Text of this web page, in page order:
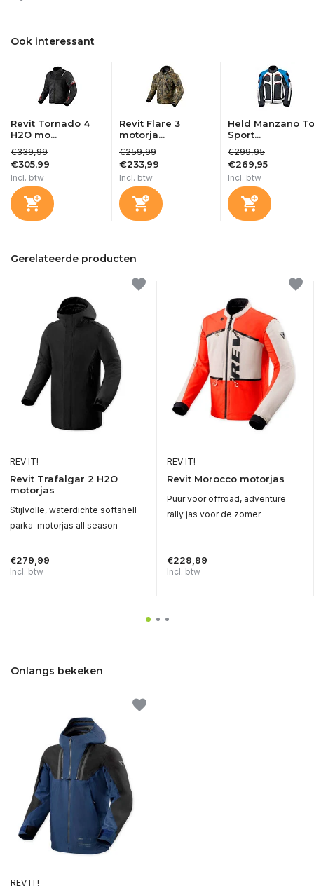
Ook interessant
Revit Tornado 4
H2O mo...
€339,99
€305,99
Incl. btw
Revit Flare 3
motorja...
€259,99
€233,99
Incl. btw
Held Manzano
Sport...
€299,95
€269,95
Incl. btw
Gerelateerde producten
REV IT!
Revit Trafalgar 2 H2O
motorjas
Stijlvolle, waterdichte softshell
parka-motorjas all season
€279,99
Incl. btw
REV IT!
Revit Morocco motorjas
Puur voor offroad, adventure
rally jas voor de zomer
€229,99
Incl. btw
Onlangs bekeken
REV IT!